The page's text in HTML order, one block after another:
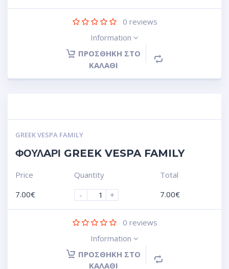
0 reviews
Information
ΠΡΟΣΘΉΚΗ ΣΤΟ
ΚΑΛΆΘΙ
GREEK VESPA FAMILY
ΦΟΥΛAΡΙ GREEK VESPA FAMILY
Price
7.00€
Quantity
-
+
Total
7.00€
0 reviews
Information
ΠΡΟΣΘΉΚΗ ΣΤΟ
ΚΑΛΆΘΙ